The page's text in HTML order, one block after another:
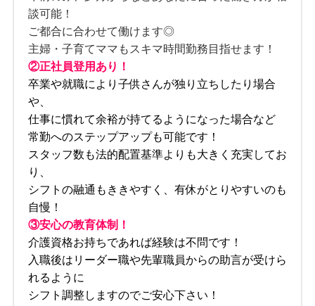
談可能！
ご都合に合わせて働けます◎
主婦・子育てママもスキマ時間勤務目指せます！
②正社員登用あり！
卒業や就職により子供さんが独り立ちしたり場合
や、
仕事に慣れて余裕が持てるようになった場合など
常勤へのステップアップも可能です！
スタッフ数も法的配置基準よりも大きく充実してお
り、
シフトの融通もききやすく、有休がとりやすいのも
自慢！
③安心の教育体制！
介護資格お持ちであれば経験は不問です！
入職後はリーダー職や先輩職員からの助言が受けら
れるように
シフト調整しますのでご安心下さい！